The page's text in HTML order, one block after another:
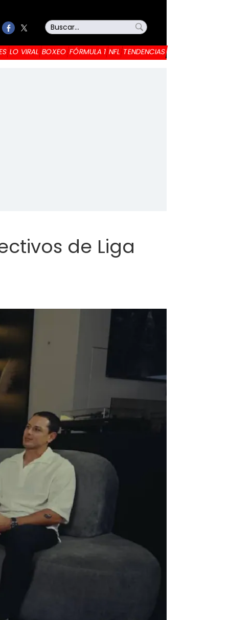
LO VIRAL BOXEO FÓRMULA 1 NFL TENDENCIAS
de Liga